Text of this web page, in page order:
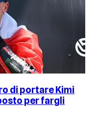
di portare Kimi
per fargli